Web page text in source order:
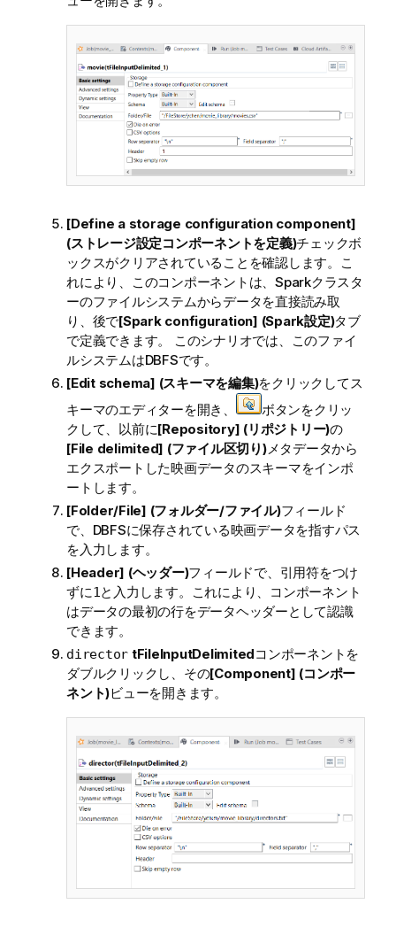
[Define a storage configuration component]
(ストレージ設定コンポーネントを定義)チェックボ
ックスがクリアされていることを確認します。こ
れにより、このコンポーネントは、Sparkクラスタ
ーのファイルシステムからデータを直接読み取
り、後で[Spark configuration] (Spark設定)タブ
で定義できます。 このシナリオでは、このファイ
ルシステムはDBFSです。
[Edit schema] (スキーマを編集)をクリックしてス
キーマのエディターを開き、
ボタンをクリッ
クして、以前に[Repository] (リポジトリー)の
[File delimited] (ファイル区切り)メタデータから
エクスポートした映画データのスキーマをインポ
ートします。
[Folder/File] (フォルダー/ファイル)フィールド
で、DBFSに保存されている映画データを指すパス
を入力します。
[Header] (ヘッダー)フィールドで、引用符をつけ
ずに1と入力します。これにより、コンポーネント
はデータの最初の行をデータヘッダーとして認識
できます。
director tFileInputDelimitedコンポーネントを
ダブルクリックし、その[Component] (コンポー
ネント)ビューを開きます。